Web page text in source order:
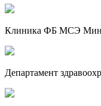
Клиника ФБ МСЭ
Департамент